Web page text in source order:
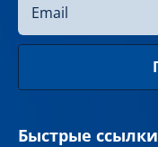
Быстрые ссылки